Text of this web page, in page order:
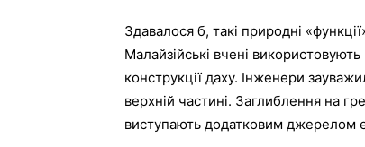
Здавалося б, такі природні
Малайзійські вчені
конструкції даху. Інженери
верхній частині. Заглиблення на
виступають додатковим джерелом